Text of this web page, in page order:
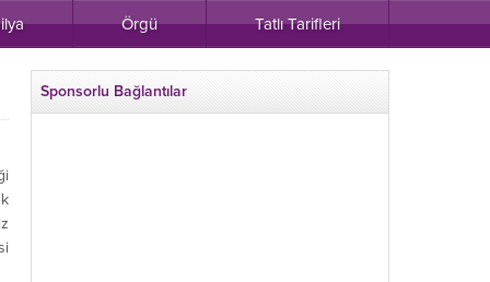
Örgü Tatlı Tarifleri
Sponsorlu Bağlantılar